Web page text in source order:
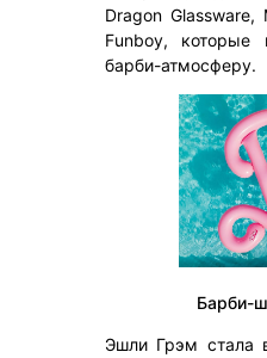
Dragon
Funboy, которые
барби-атмосферу.
Барби-
Эшли Грэм стала